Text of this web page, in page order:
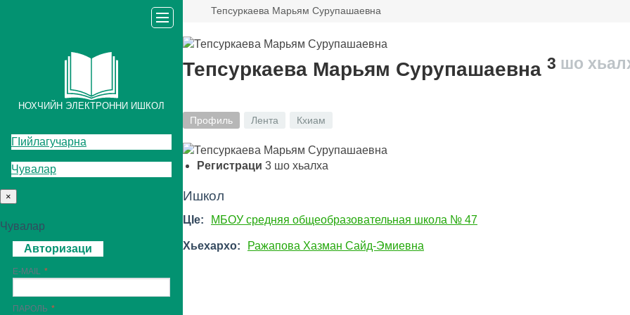
Тепсуркаева Марьям Сурупашаевна
НОХЧИЙН ЭЛЕКТРОННИ ИШКОЛ
ГIийлагучарна
Чувалар
×
Чувалар
Авторизаци
E-MAIL
ПАРОЛЬ
Тепсуркаева Марьям Сурупашаевна 3 шо
Профиль Лента Кхиам
Регистраци 3 шо хьалха
Ишкол
ЦIе: МБОУ средняя общеобразовательная школа № 47
Хьехархо: Ражапова Хазман Сайд-Эмиевна